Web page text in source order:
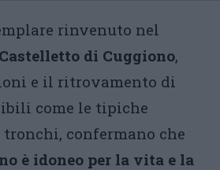
rinvenuto nel
Castelletto di Cuggiono,
e il ritrovamento di
come le tipiche
confermano che
è idoneo per la vita e la